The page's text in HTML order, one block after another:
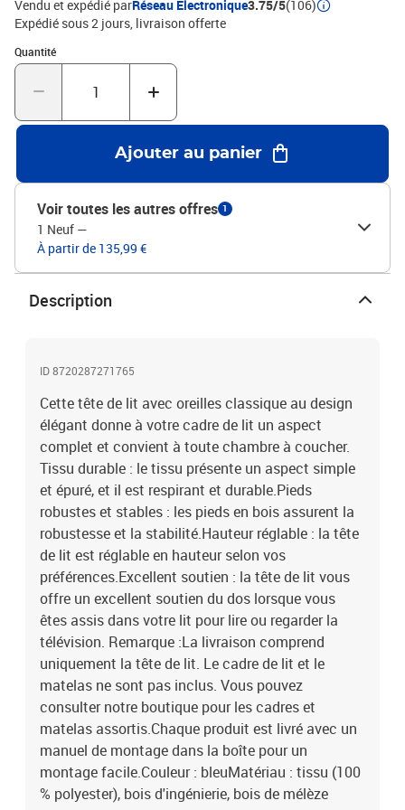
bleuMatériau : tissu (100 % polyester), bois d'ingénierie, bois de
mélèze massifMatériau de remplissage : mousseDimensions
totales : 163 x 16 x 118/128 cm (l x P x H)La livraison contient :1 x
tête de lit2 x oreille
Vendu et expédié parRéseau Electronique3.75/5(106)
Expédié sous 2 jours livraison offerte
Quantité
Quantité : 1
Ajouter au panier
Voir toutes les autres offres 1
1 Neuf —
À partir de 135,99 €
Description
ID 8720287271765
Cette tête de lit avec oreilles classique au design
élégant donne à votre cadre de lit un aspect
complet et convient à toute chambre à coucher.
Tissu durable : le tissu présente un aspect simple
et épuré, et il est respirant et durable.Pieds
robustes et stables : les pieds en bois assurent la
robustesse et la stabilité.Hauteur réglable : la tête
de lit est réglable en hauteur selon vos
préférences.Excellent soutien : la tête de lit vous
offre un excellent soutien du dos lorsque vous
êtes assis dans votre lit pour lire ou regarder la
télévision. Remarque :La livraison comprend
uniquement la tête de lit. Le cadre de lit et le
matelas ne sont pas inclus. Vous pouvez
consulter notre boutique pour les cadres et
matelas assortis.Chaque produit est livré avec un
manuel de montage dans la boîte pour un
montage facile.Couleur : bleuMatériau : tissu (100
% polyester), bois d'ingénierie, bois de mélèze